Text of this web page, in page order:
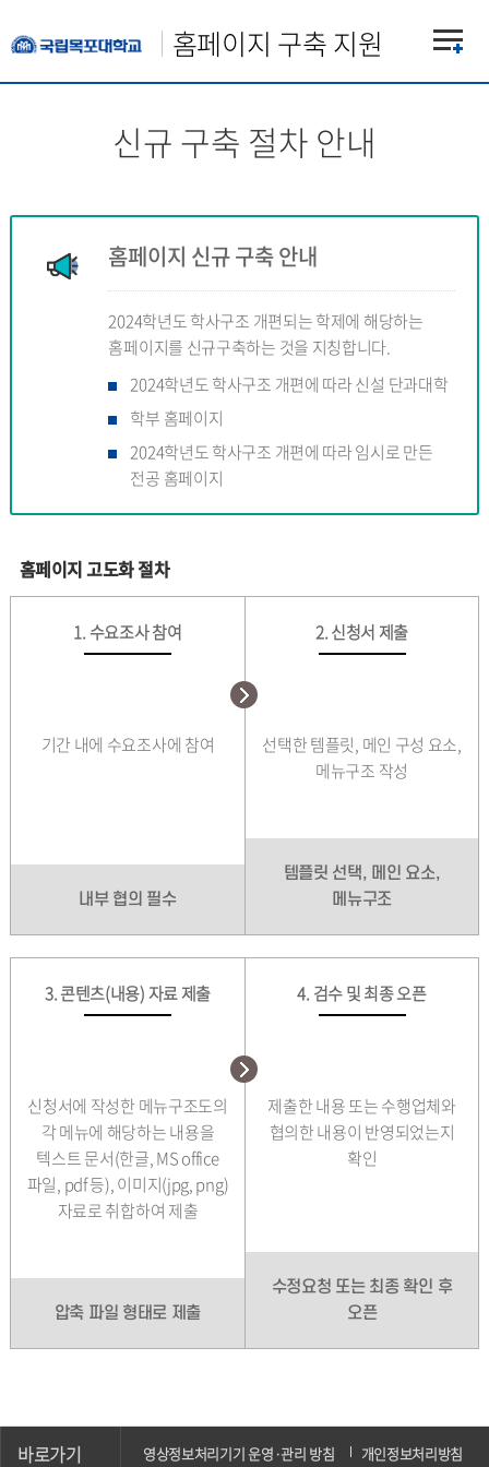
홈페이지 구축 지원
신규 구축 절차 안내
홈페이지 신규 구축 안내
2024학년도 학사구조 개편되는 학제에 해당하는
홈페이지를 신규구축하는 것을 지칭합니다.
2024학년도 학사구조 개편에 따라 신설 단과대학
학부 홈페이지
2024학년도 학사구조 개편에 따라 임시로 만든
전공 홈페이지
홈페이지 고도화 절차
1. 수요조사 참여
기간 내에 수요조사에 참여
내부 협의 필수
2. 신청서 제출
선택한 템플릿, 메인 구성 요소,
메뉴구조 작성
템플릿 선택, 메인 요소,
메뉴구조
3. 콘텐츠(내용) 자료 제출
신청서에 작성한 메뉴구조도의
각 메뉴에 해당하는 내용을
텍스트 문서(한글, MS office
파일, pdf 등), 이미지(jpg, png)
자료로 취합하여 제출
압축 파일 형태로 제출
4. 검수 및 최종 오픈
제출한 내용 또는 수행업체와
협의한 내용이 반영되었는지
확인
수정요청 또는 최종 확인 후
오픈
바로가기 영상정보처리기기 운영·관리 방침 개인정보처리방침